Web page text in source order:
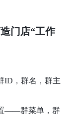
门店“工作
，群名，群主
——群菜单，群